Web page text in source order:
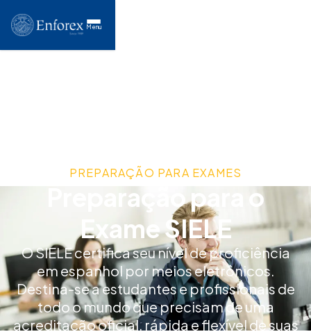
Menu
PREPARAÇÃO PARA EXAMES
Preparação para o
Exame SIELE
O SIELE certifica seu nível de proficiência
em espanhol por meios eletrônicos.
Destina-se a estudantes e profissionais de
todo o mundo que precisam de uma
acreditação oficial, rápida e flexível de suas